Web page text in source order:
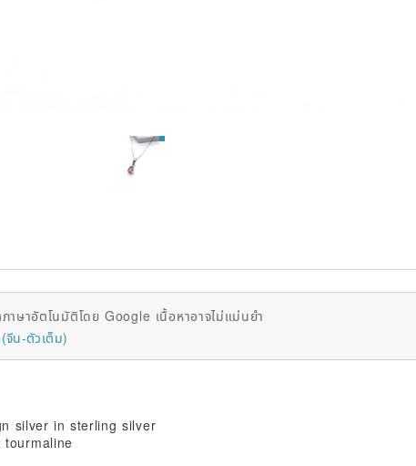
ษาอัตโนมัติโดย Google เนื้อหาอาจไม่แม่นยำ
จีน-ตัวเต็ม)
silver in sterling silver